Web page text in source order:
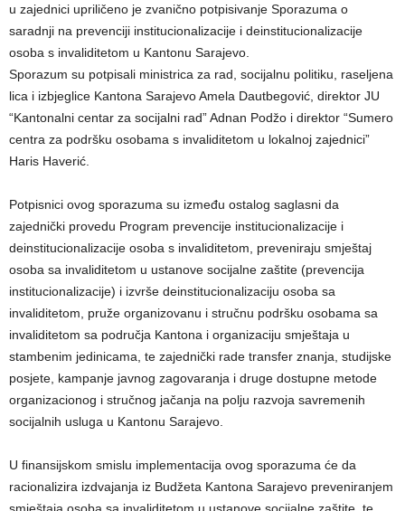
u zajednici upriličeno je zvanično potpisivanje Sporazuma o
saradnji na prevenciji institucionalizacije i deinstitucionalizacije
osoba s invaliditetom u Kantonu Sarajevo.
Sporazum su potpisali ministrica za rad, socijalnu politiku, raseljena
lica i izbjeglice Kantona Sarajevo Amela Dautbegović, direktor JU
“Kantonalni centar za socijalni rad” Adnan Podžo i direktor “Sumero
centra za podršku osobama s invaliditetom u lokalnoj zajednici”
Haris Haverić.
Potpisnici ovog sporazuma su između ostalog saglasni da
zajednički provedu Program prevencije institucionalizacije i
deinstitucionalizacije osoba s invaliditetom, preveniraju smještaj
osoba sa invaliditetom u ustanove socijalne zaštite (prevencija
institucionalizacije) i izvrše deinstitucionalizaciju osoba sa
invaliditetom, pruže organizovanu i stručnu podršku osobama sa
invaliditetom sa područja Kantona i organizaciju smještaja u
stambenim jedinicama, te zajednički rade transfer znanja, studijske
posjete, kampanje javnog zagovaranja i druge dostupne metode
organizacionog i stručnog jačanja na polju razvoja savremenih
socijalnih usluga u Kantonu Sarajevo.
U finansijskom smislu implementacija ovog sporazuma će da
racionalizira izdvajanja iz Budžeta Kantona Sarajevo preveniranjem
smještaja osoba sa invaliditetom u ustanove socijalne zaštite, te